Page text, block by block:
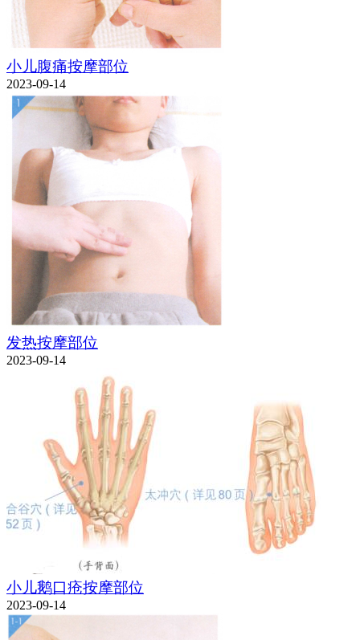
小儿腹痛按摩部位
2023-09-14
发热按摩部位
2023-09-14
小儿鹅口疮按摩部位
2023-09-14